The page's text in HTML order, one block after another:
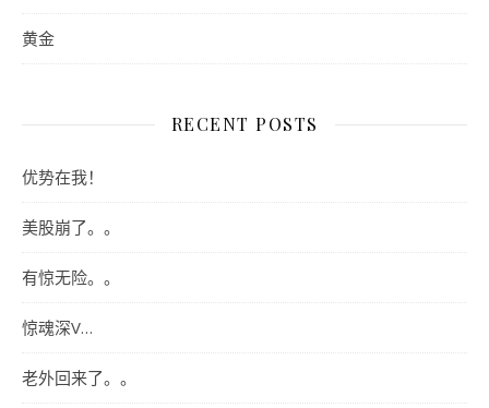
黄金
RECENT POSTS
优势在我！
美股崩了。。
有惊无险。。
惊魂深V…
老外回来了。。